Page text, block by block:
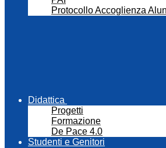
Protocollo Accoglienza
Didattica
Progetti
Formazione
De Pace 4.0
Studenti e Genitori